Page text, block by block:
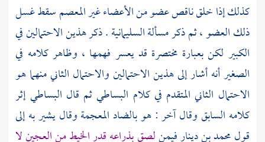
كذلك إذا خلق ناقص عضو من الأعضاء غير المعصم سقط غسل
ذلك العضو ، ثم ذكر مسألة السليمانية . ذكر هذين الاحتمالين في
الكبير لكن بعبارة مختصرة قد يعسر فهمها ، وظاهر كلامه في
الصغير أنه أشار إلى هذين الاحتمالين والاحتمال الثاني منهما هو
الاحتمال الثاني المتقدم في كلام البساطيثم قال البساطيإثر
كلامه السابق وقال آخر : هو بالضاد المعجمة وقال يشير به إلى
قولمحمد بن دينارفيمنلصق بذراعه قدر الخيط من العجين لا